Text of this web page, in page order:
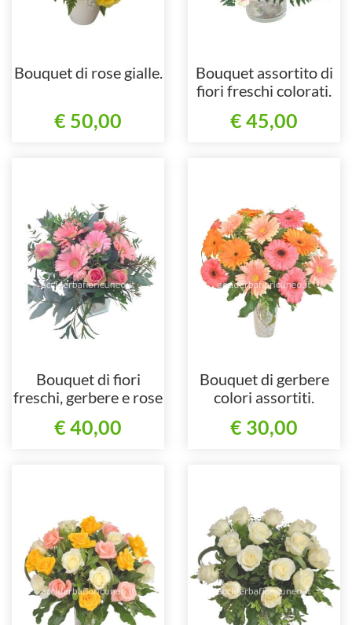
Bouquet di rose gialle.
€ 50,00
Bouquet assortito di
fiori freschi colorati.
€ 45,00
Bouquet di fiori
freschi, gerbere e rose
€ 40,00
Bouquet di gerbere
colori assortiti.
€ 30,00